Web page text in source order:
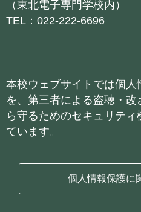
（東北電子専門学校内）
TEL：022-222-6696
本校ウェブサイトでは個人
を、第三者による盗聴・
ら守るためのセキュリテ
ています。
個人情報保護に